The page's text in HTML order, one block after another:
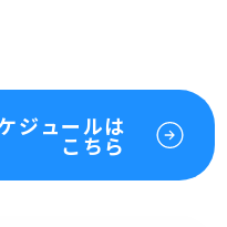
ジュールは
こちら